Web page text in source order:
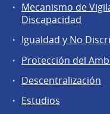
Mecanismo de
Discapacidad
Igualdad y No
Protección del
Descentralización
Estudios